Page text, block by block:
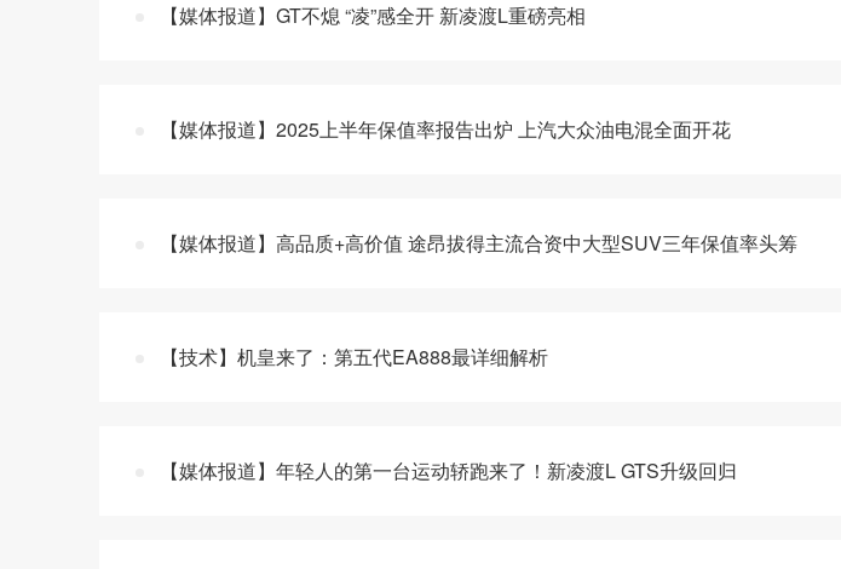
【媒体报道】GT不熄 “凌”感全开 新凌渡L重磅亮相
【媒体报道】2025上半年保值率报告出炉 上汽大众油电混全面开花
【媒体报道】高品质+高价值 途昂拔得主流合资中大型SUV三年保值率头筹
【技术】机皇来了：第五代EA888最详细解析
【媒体报道】年轻人的第一台运动轿跑来了！新凌渡L GTS升级回归